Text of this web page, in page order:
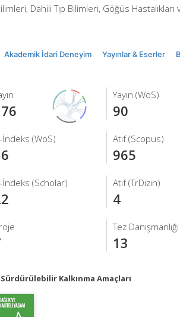
Dahili Tıp Bilimleri, Göğüs Hastalıkları
Akademik İdari Deneyim Yayınlar & Eserler
Yayın (WoS)
90
İndeks (WoS) Atıf (Scopus)
965
İndeks (Scholar) Atıf (TrDizin)
4
Tez Danışmanlığı
13
Sürdürülebilir Kalkınma Amaçları